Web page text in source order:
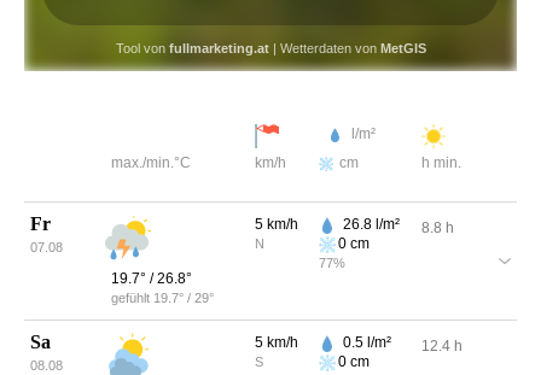
Tool von fullmarketing.at| Wetterdaten von MetGIS
max./min.°C km/h
l/m²
cm
h min.
Fr
07.08
19.7° /26.8°
gefühlt 19.7° /29°
5km/h
N
26.8 l/m²
0cm
77%
8.8 h
Sa
08.08
5km/h
S
0.5 l/m²
0cm
12.4 h